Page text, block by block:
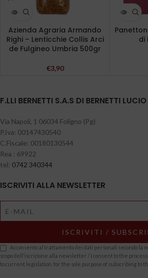
Azienda Agraria Armando
Righi – Lenticchie Collis Arci
de Fulgineo Umbria 500gr
€3,90
di
F.LLI BERNETTI S.A.S DI BERNETTI
Via Napoli, 1 06034 Foligno (Pg)
P.Iva: 00147430540
C.Fiscale: 00180130544
Rea : 69922
tel: 0742 340344
ISCRIVITI ALLA NEWSLETTER
Acconsento al trattamento dei dati personali secondo la
scopo dell'iscrizione alla newsletter / I consent to the
to current legislation, for the sole purpose of subscribing to